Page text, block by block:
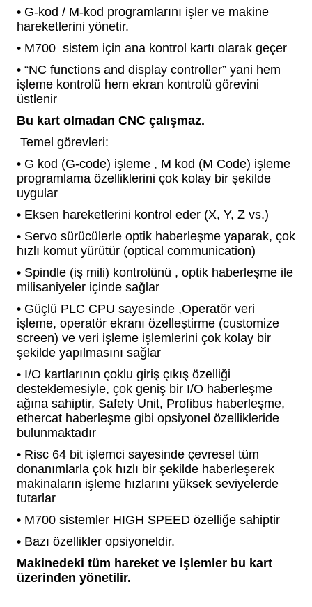
• G-kod / M-kod programlarını işler ve makine
hareketlerini yönetir.
• M700 sistem için ana kontrol kartı olarak geçer
• “NC functions and display controller” yani hem
işleme kontrolü hem ekran kontrolü görevini
üstlenir
Bu kart olmadan CNC çalışmaz.
Temel görevleri:
• G kod (G-code) işleme , M kod (M Code) işleme
programlama özelliklerini çok kolay bir şekilde
uygular
• Eksen hareketlerini kontrol eder (X, Y, Z vs.)
• Servo sürücülerle optik haberleşme yaparak, çok
hızlı komut yürütür (optical communication)
• Spindle (iş mili) kontrolünü , optik haberleşme ile
milisaniyeler içinde sağlar
• Güçlü PLC CPU sayesinde ,Operatör veri
işleme, operatör ekranı özelleştirme (customize
screen) ve veri işleme işlemlerini çok kolay bir
şekilde yapılmasını sağlar
• I/O kartlarının çoklu giriş çıkış özelliği
desteklemesiyle, çok geniş bir I/O haberleşme
ağına sahiptir, Safety Unit, Profibus haberleşme,
ethercat haberleşme gibi opsiyonel özellikleride
bulunmaktadır
• Risc 64 bit işlemci sayesinde çevresel tüm
donanımlarla çok hızlı bir şekilde haberleşerek
makinaların işleme hızlarını yüksek seviyelerde
tutarlar
• M700 sistemler HIGH SPEED özelliğe sahiptir
• Bazı özellikler opsiyoneldir.
Makinedeki tüm hareket ve işlemler bu kart
üzerinden yönetilir.